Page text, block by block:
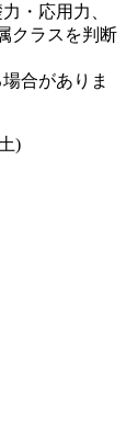
・応用力、
クラスを判断
合がありま
)